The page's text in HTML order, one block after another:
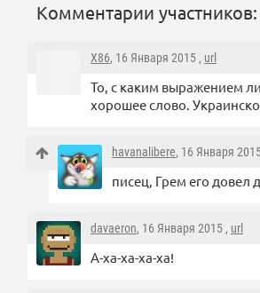
Комментарии участников:
X86, 16 Января 2015 , url
То, с каким выражением
хорошее слово.
havanalibere, 16 Января
писец, Грем его довел
davaeron, 16 Января 2015 , url
А-ха-ха-ха-ха!